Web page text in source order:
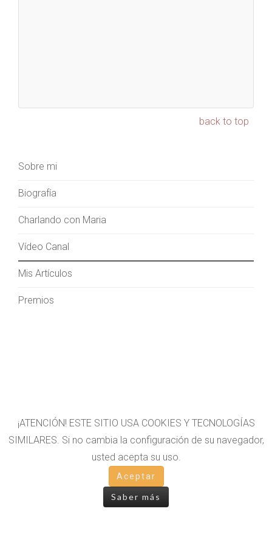
back to top
Sobre mi
Biografía
Charlando con Maria
Vídeo Canal
Mis Artículos
Premios
POLÍTICA DE COOKIES
¡ATENCIÓN! ESTE SITIO USA COOKIES Y TECNOLOGÍAS
SIMILARES. Si no cambia la configuración de su navegador,
usted acepta su uso.
Aceptar
Saber más